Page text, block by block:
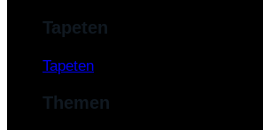
Tapeten
Tapeten
Themen